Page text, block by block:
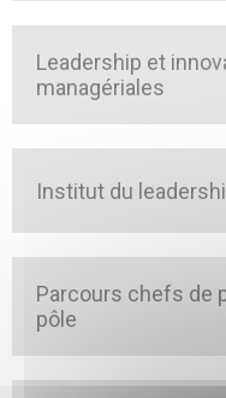
Leadership et
managériales
Institut du
Parcours chefs de
pôle